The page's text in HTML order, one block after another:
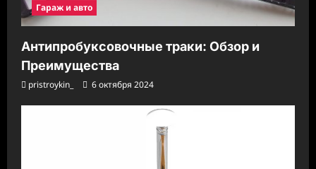
Гараж и авто
Антипробуксовочные траки: Обзор и
Преимущества
pristroykin_ 6 октября 2024